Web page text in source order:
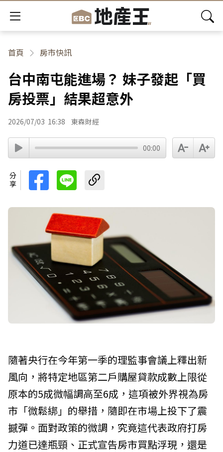
首頁 房市快訊
台中南屯能進場？ 妹子發起「買
房投票」結果超意外
2026/07/03 16:38 東森財經
00:00
分享
隨著央行在今年第一季的理監事會議上釋出新
風向，將特定地區第二戶購屋貸款成數上限從
原本的5成微幅調高至6成，這項被外界視為房
市「微鬆綁」的舉措，隨即在市場上投下了震
撼彈。面對政策的微調，究竟這代表政府打房
力道已達瓶頸、正式宣告房市買點浮現，還是